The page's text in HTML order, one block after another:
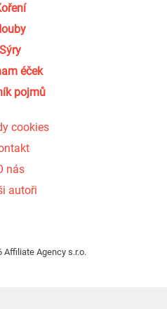
Sýry
éček
pojmů
cookies
nás
autoři
Affiliate Agency s.r.o.